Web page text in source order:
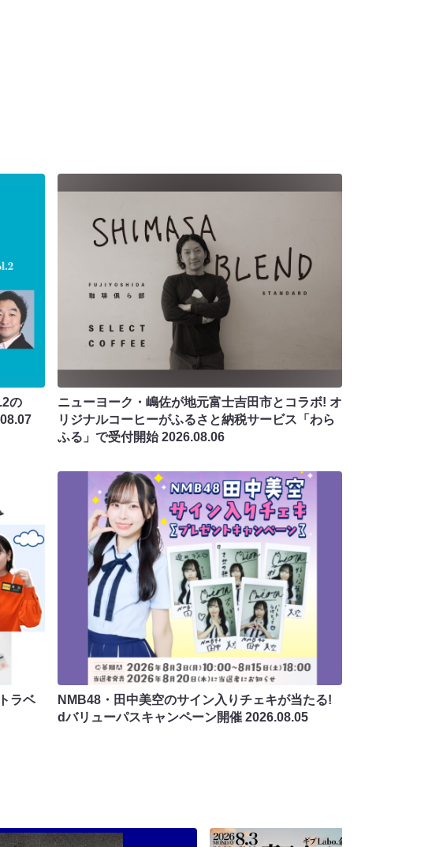
の
ニューヨーク・嶋佐が地元富士吉田市とコラボ! オ
リジナルコーヒーがふるさと納税サービス「わら
ふる」で受付開始2026.08.06
ラベ
NMB48・田中美空のサイン入りチェキが当たる!
dバリューパスキャンペーン開催 2026.08.05